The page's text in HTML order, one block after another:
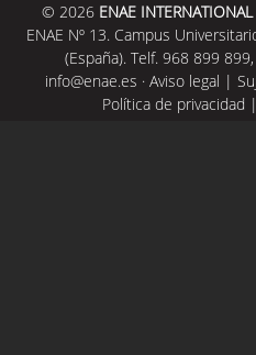
© 2026 ENAE
ENAE Nº 13. Campus
(España). Telf. 968 899
info@enae.es · Aviso legal |
Política de privacidad |